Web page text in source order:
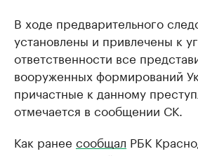
В ходе предварительного
установлены и привлечены к
ответственности все
вооруженных формирований
причастные к данному
отмечается в сообщении СК.
Как ранее сообщал РБК